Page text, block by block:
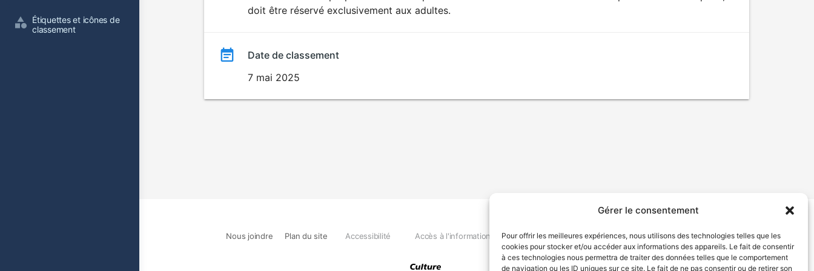
Gérer le consentement
Pour offrir les meilleures expériences, nous utilisons des technologies telles que les
cookies pour stocker et/ou accéder aux informations des appareils. Le fait de consentir
à ces technologies nous permettra de traiter des données telles que le comportement
de navigation ou les ID uniques sur ce site. Le fait de ne pas consentir ou de retirer son
Étiquettes et icônes de
classement
EXPLICITE
doit être réservé exclusivement aux adultes.
Date de classement
7 mai 2025
Nous joindre Plan du site Accessibilité Accès à l'information Déclaration de services Politique de confidentialité